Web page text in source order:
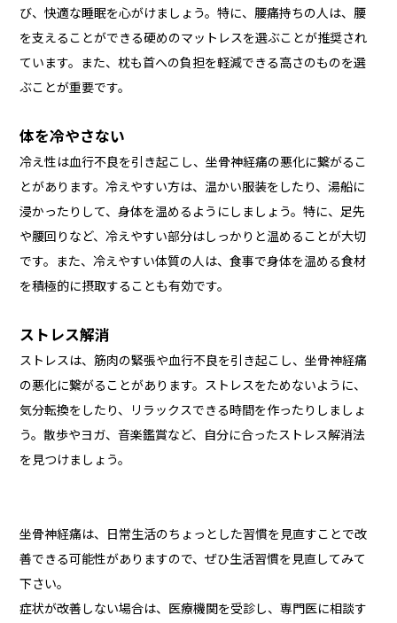
び、快適な睡眠を心がけましょう。特に、腰痛持ちの人は、腰
を支えることができる硬めのマットレスを選ぶことが推奨され
ています。また、枕も首への負担を軽減できる高さのものを選
ぶことが重要です。
体を冷やさない
冷え性は血行不良を引き起こし、坐骨神経痛の悪化に繋がるこ
とがあります。冷えやすい方は、温かい服装をしたり、湯船に
浸かったりして、身体を温めるようにしましょう。特に、足先
や腰回りなど、冷えやすい部分はしっかりと温めることが大切
です。また、冷えやすい体質の人は、食事で身体を温める食材
を積極的に摂取することも有効です。
ストレス解消
ストレスは、筋肉の緊張や血行不良を引き起こし、坐骨神経痛
の悪化に繋がることがあります。ストレスをためないように、
気分転換をしたり、リラックスできる時間を作ったりしましょ
う。散歩やヨガ、音楽鑑賞など、自分に合ったストレス解消法
を見つけましょう。
坐骨神経痛は、日常生活のちょっとした習慣を見直すことで改
善できる可能性がありますので、ぜひ生活習慣を見直してみて
下さい。
症状が改善しない場合は、医療機関を受診し、専門医に相談す